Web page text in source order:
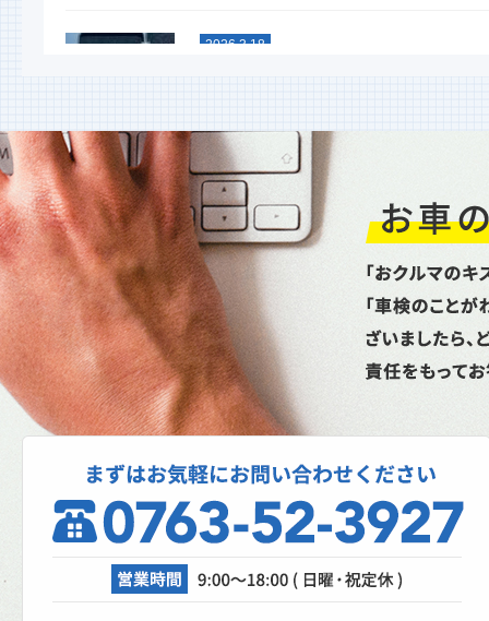
2026.3.18
タイヤ性能比較テスト命を預ける重要なタ
イヤ。単なる噂やネット情...
2026.1.6
新年あけましておめでとうござ
ます
昨年は格別のお引立てを賜り厚く御礼申し
上げます。本年もどうぞよろしくお願い申
し上げます。本日より通常...
スパネージ（スポット溶接機）
理、成功なるか！？
自動車修理工場では、日々さまざまな設備
が活躍しています。リフト、各エアツー
ル、溶接機、診断機etc....